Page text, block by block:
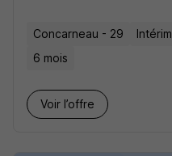
Concarneau - 29 Intérim
6 mois
Voir l’offre